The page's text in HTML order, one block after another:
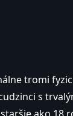
tromi
s